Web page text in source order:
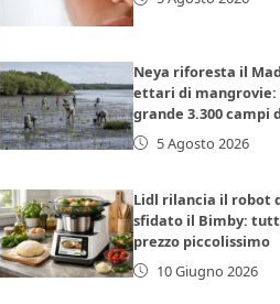
Neya riforesta il
ettari di mangrovie:
grande 3.300 campi
5 Agosto 2026
Lidl rilancia il robot
sfidato il Bimby:
prezzo piccolissimo
10 Giugno 2026